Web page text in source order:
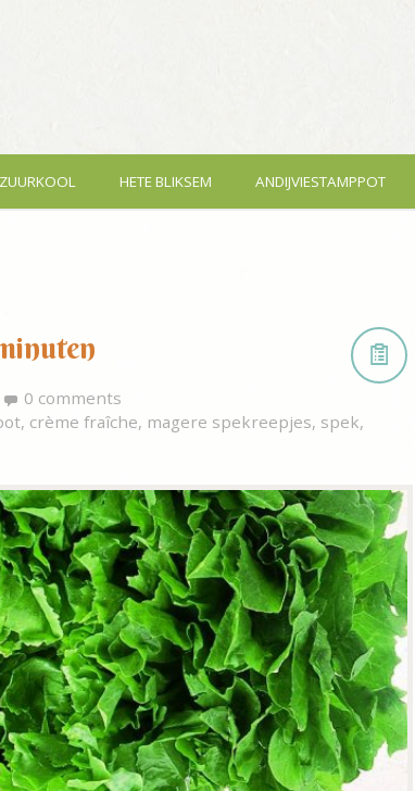
ZUURKOOL HETE BLIKSEM ANDIJVIESTAMPPOT
0 comments
, crème fraîche, magere spekreepjes, spek,